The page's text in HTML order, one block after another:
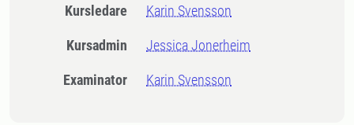
Kursledare Karin Svensson
Kursadmin Jessica Jonerheim
Examinator Karin Svensson